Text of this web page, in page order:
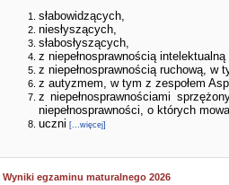
słabowidzących,
niesłyszących,
słabosłyszących,
z niepełnosprawnością
z niepełnosprawnością ruchową, w
z autyzmem, w tym z zespołem
z niepełnosprawnościami
niepełnosprawności, o których
uczni [...więcej]
Wyniki egzaminu maturalnego 2026